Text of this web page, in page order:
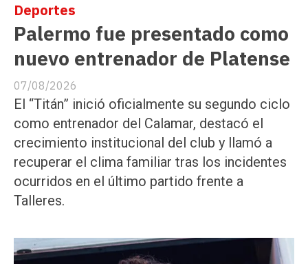
Palermo fue presentado como
nuevo entrenador de Platense
Deportes
07/08/2026
El “Titán” inició oficialmente su segundo ciclo
como entrenador del Calamar, destacó el
crecimiento institucional del club y llamó a
recuperar el clima familiar tras los incidentes
ocurridos en el último partido frente a
Talleres.